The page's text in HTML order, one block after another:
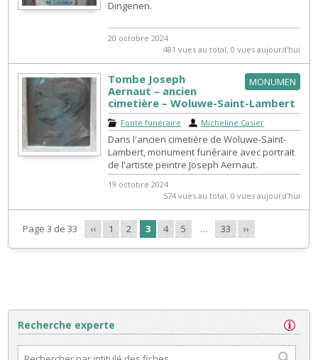
Dingenen.
20 octobre 2024
481 vues au total, 0 vues aujourd'hui
MONUMEN
Tombe Joseph
Aernaut – ancien
cimetière – Woluwe-Saint-Lambert
Fonte funéraire Micheline Casier
Dans l'ancien cimetière de Woluwe-Saint-
Lambert, monument funéraire avec portrait
de l'artiste peintre Joseph Aernaut.
19 octobre 2024
574 vues au total, 0 vues aujourd'hui
Page 3 de 33 ‹‹ 1 2 3 4 5 … 33 ››
Recherche experte